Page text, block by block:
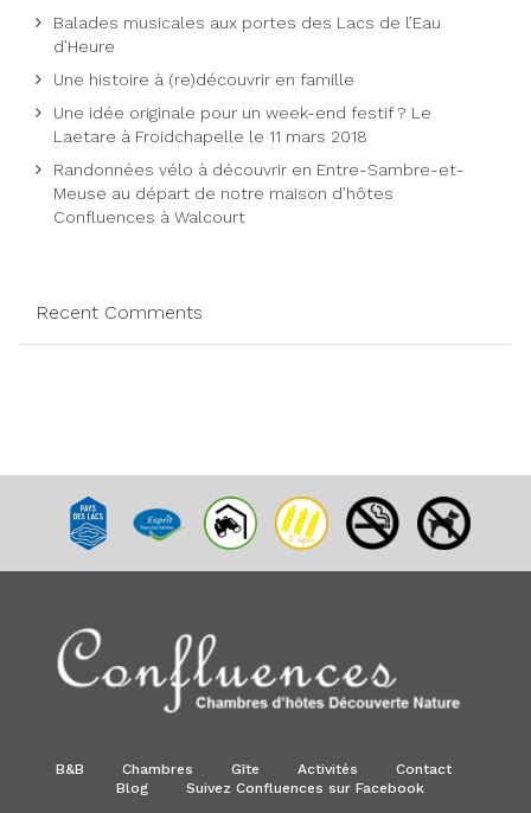
Balades musicales aux portes des Lacs de l’Eau
d’Heure
Une histoire à (re)découvrir en famille
Une idée originale pour un week-end festif ? Le
Laetare à Froidchapelle le 11 mars 2018
Randonnées vélo à découvrir en Entre-Sambre-et-
Meuse au départ de notre maison d’hôtes
Confluences à Walcourt
Recent Comments
B&B Chambres Gîte Activités
Contact
Blog
Suivez Confluences sur Facebook